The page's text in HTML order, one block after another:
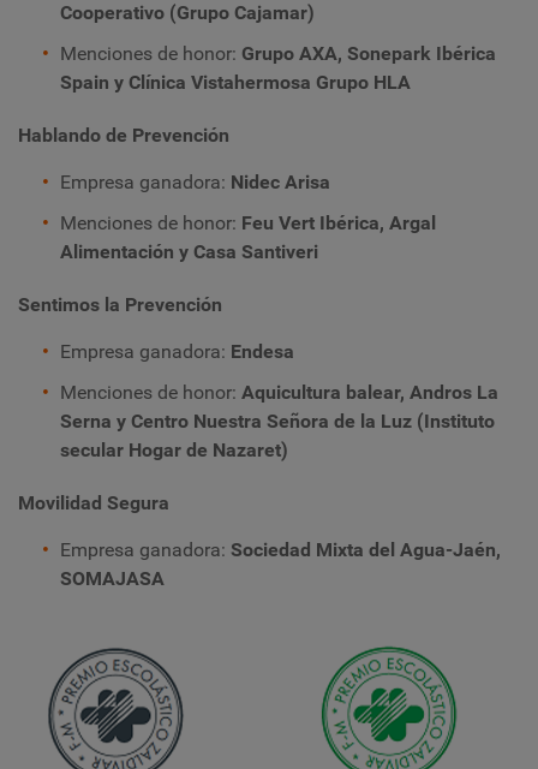
Cooperativo (Grupo Cajamar)
Menciones de honor: Grupo AXA, Sonepark Ibérica
Spain y Clínica Vistahermosa Grupo HLA
Hablando de Prevención
Empresa ganadora: Nidec Arisa
Menciones de honor: Feu Vert Ibérica, Argal
Alimentación y Casa Santiveri
Sentimos la Prevención
Empresa ganadora: Endesa
Menciones de honor: Aquicultura balear, Andros La
Serna y Centro Nuestra Señora de la Luz (Instituto
secular Hogar de Nazaret)
Movilidad Segura
Empresa ganadora: Sociedad Mixta del Agua-Jaén,
SOMAJASA